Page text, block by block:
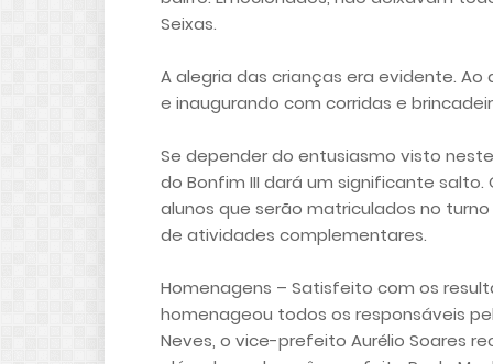
Seixas.
A alegria das crianças era evidente.
e inaugurando com corridas e
Se depender do entusiasmo visto
do Bonfim III dará um significante
alunos que serão matriculados no
de atividades complementares.
Homenagens – Satisfeito com os
homenageou todos os responsáveis
Neves, o vice-prefeito Aurélio Soares